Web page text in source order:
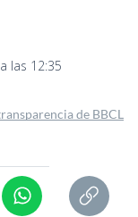
las 12:35
de BBCL